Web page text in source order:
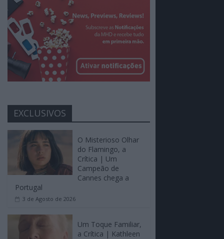
EXCLUSIVOS
O Misterioso Olhar
do Flamingo, a
Crítica | Um
Campeão de
Cannes chega a
Portugal
3 de Agosto de 2026
Um Toque Familiar,
a Crítica | Kathleen